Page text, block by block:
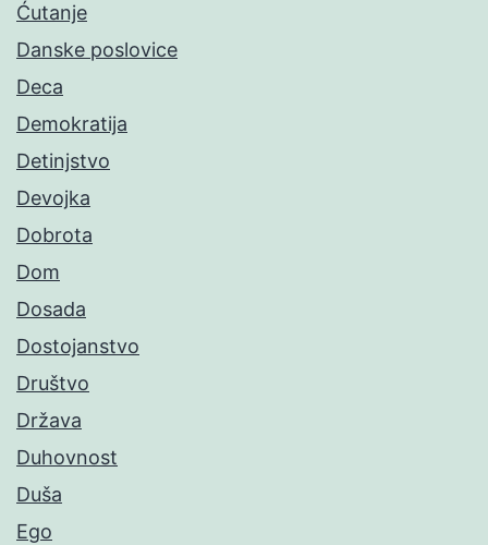
Ćutanje
Danske poslovice
Deca
Demokratija
Detinjstvo
Devojka
Dobrota
Dom
Dosada
Dostojanstvo
Društvo
Država
Duhovnost
Duša
Ego